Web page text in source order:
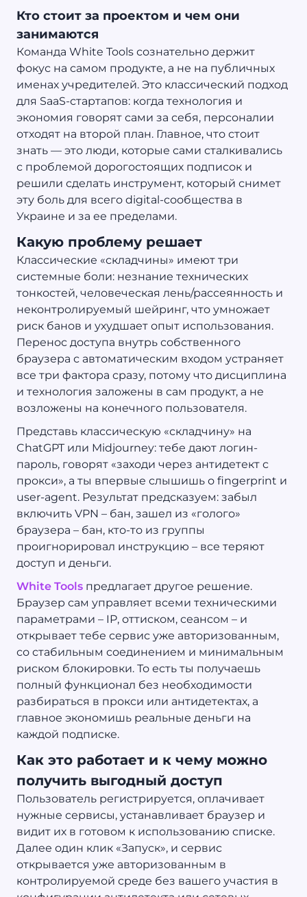
Кто стоит за проектом и чем они
занимаются
Команда White Tools сознательно держит
фокус на самом продукте, а не на публичных
именах учредителей. Это классический подход
для SaaS-стартапов: когда технология и
экономия говорят сами за себя, персоналии
отходят на второй план. Главное, что стоит
знать — это люди, которые сами сталкивались
с проблемой дорогостоящих подписок и
решили сделать инструмент, который снимет
эту боль для всего digital-сообщества в
Украине и за ее пределами.
Какую проблему решает
Классические «складчины» имеют три
системные боли: незнание технических
тонкостей, человеческая лень/рассеянность и
неконтролируемый шейринг, что умножает
риск банов и ухудшает опыт использования.
Перенос доступа внутрь собственного
браузера с автоматическим входом устраняет
все три фактора сразу, потому что дисциплина
и технология заложены в сам продукт, а не
возложены на конечного пользователя.
Представь классическую «складчину» на
ChatGPT или Midjourney: тебе дают логин-
пароль, говорят «заходи через антидетект с
прокси», а ты впервые слышишь о fingerprint и
user-agent. Результат предсказуем: забыл
включить VPN – бан, зашел из «голого»
браузера – бан, кто-то из группы
проигнорировал инструкцию – все теряют
доступ и деньги.
White Tools предлагает другое решение.
Браузер сам управляет всеми техническими
параметрами – IP, оттиском, сеансом – и
открывает тебе сервис уже авторизованным,
со стабильным соединением и минимальным
риском блокировки. То есть ты получаешь
полный функционал без необходимости
разбираться в прокси или антидетектах, а
главное экономишь реальные деньги на
каждой подписке.
Как это работает и к чему можно
получить выгодный доступ
Пользователь регистрируется, оплачивает
нужные сервисы, устанавливает браузер и
видит их в готовом к использованию списке.
Далее один клик «Запуск», и сервис
открывается уже авторизованным в
контролируемой среде без вашего участия в